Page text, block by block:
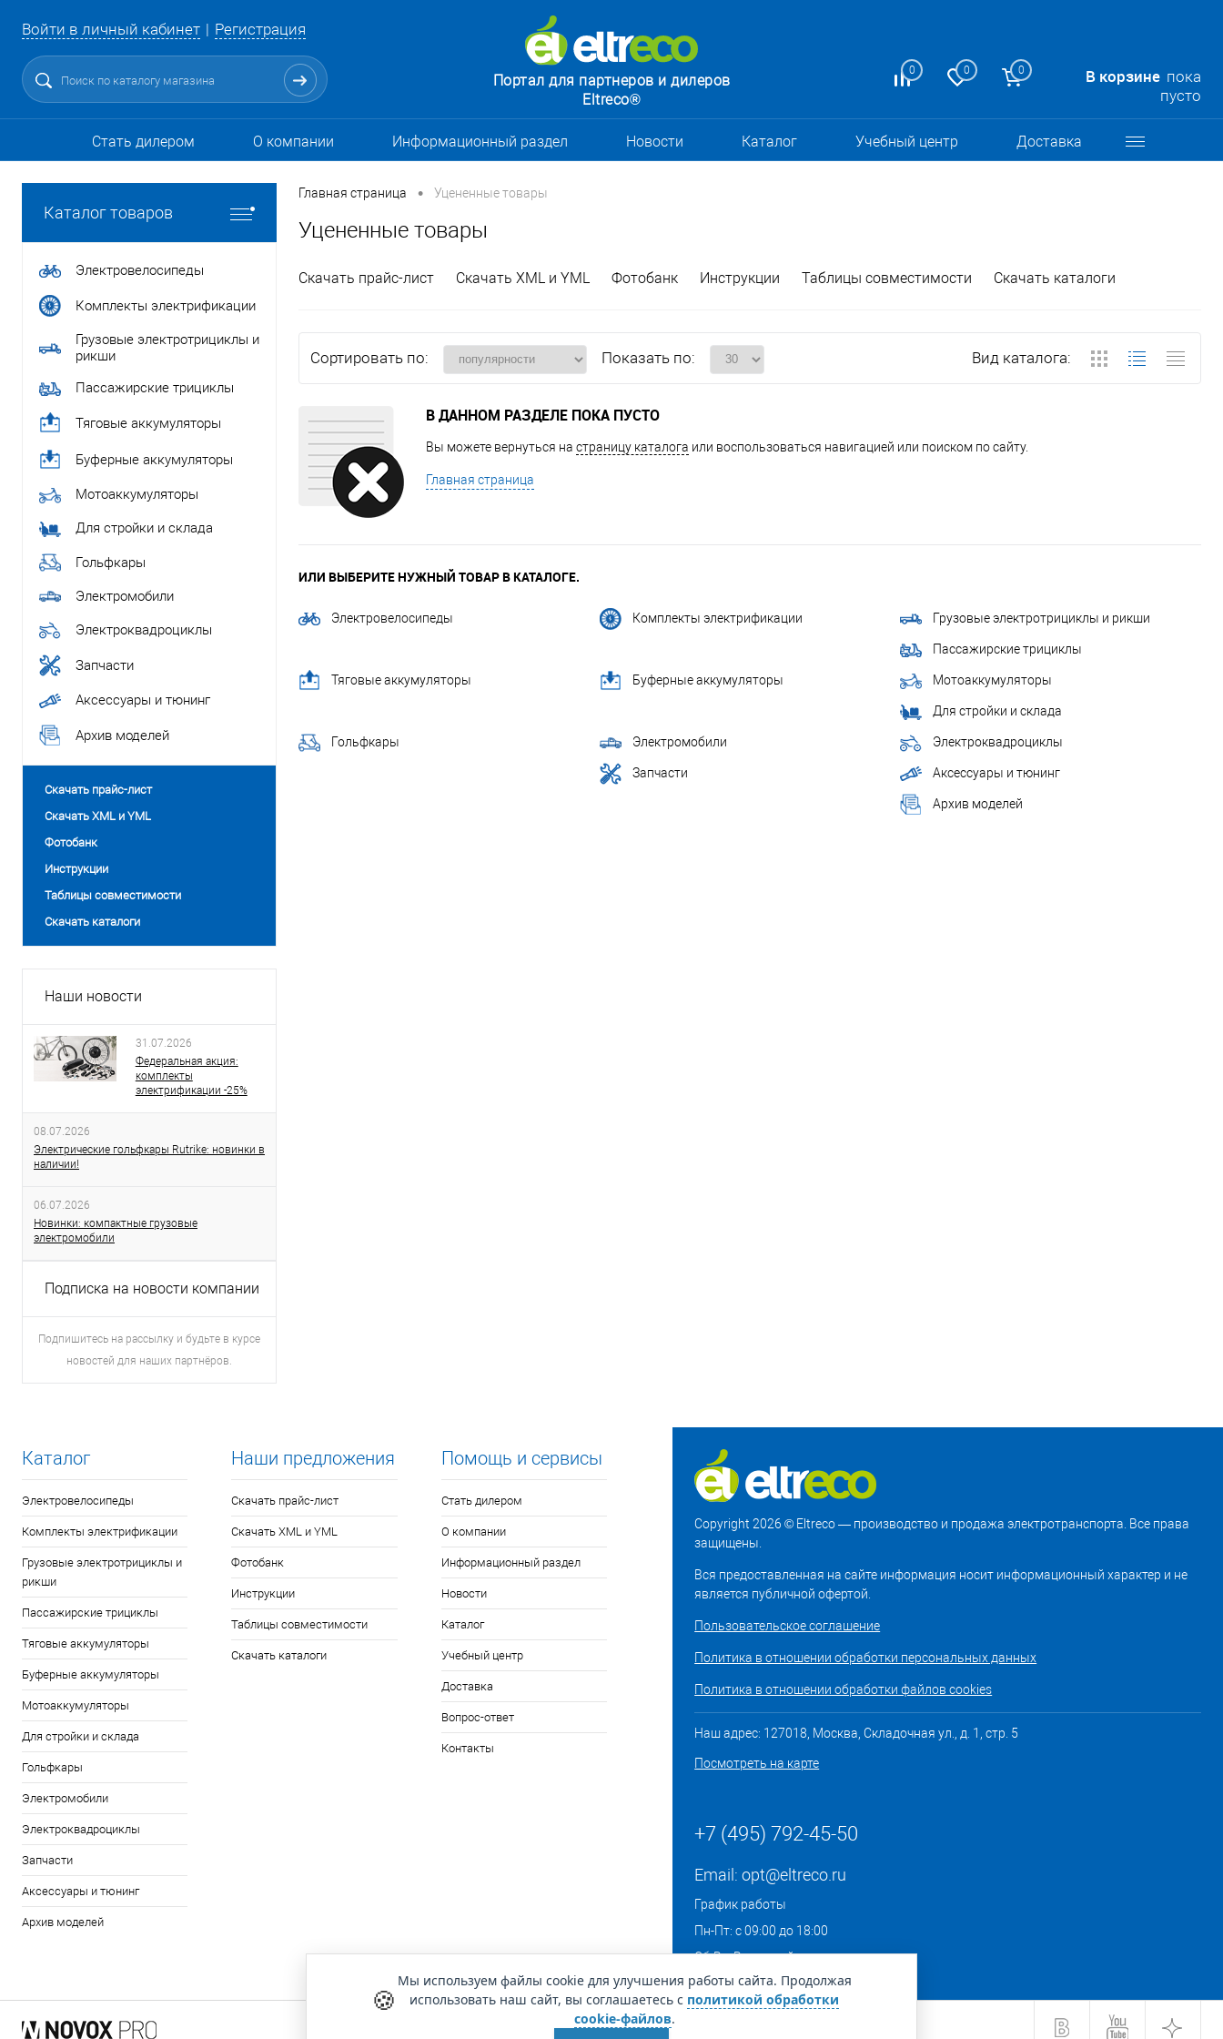
Войти в личный кабинет Регистрация
0 0 0 В корзине пока
пусто
Портал для партнеров и дилеров
Eltreco®
Стать дилером О компании Информационный раздел Новости Каталог Учебный центр Доставка
Каталог товаров
Электровелосипеды
Комплекты электрификации
Грузовые электротрициклы и
рикши
Пассажирские трициклы
Тяговые аккумуляторы
Буферные аккумуляторы
Мотоаккумуляторы
Для стройки и склада
Гольфкары
Электромобили
Электроквадроциклы
Запчасти
Аксессуары и тюнинг
Архив моделей
Скачать прайс-лист
Скачать XML и YML
Фотобанк
Инструкции
Таблицы совместимости
Скачать каталоги
Наши новости
31.07.2026
Федеральная акция:
комплекты
электрификации -25%
08.07.2026
Электрические гольфкары Rutrike: новинки в
наличии!
06.07.2026
Новинки: компактные грузовые
электромобили
Подписка на новости компании
Подпишитесь на рассылку и будьте в курсе
новостей для наших партнёров.
Главная страница • Уцененные товары
Уцененные товары
Скачать прайс-лист Скачать XML и YML Фотобанк Инструкции Таблицы совместимости Скачать каталоги
Сортировать по: Показать по: Вид каталога:
В ДАННОМ РАЗДЕЛЕ ПОКА ПУСТО
Вы можете вернуться на страницу каталога или воспользоваться навигацией или поиском по сайту.
Главная страница
ИЛИ ВЫБЕРИТЕ НУЖНЫЙ ТОВАР В КАТАЛОГЕ.
Электровелосипеды Комплекты электрификации Грузовые электротрициклы и рикши
Пассажирские трициклы
Тяговые аккумуляторы Буферные аккумуляторы Мотоаккумуляторы
Для стройки и склада
Гольфкары Электромобили Электроквадроциклы
Запчасти Аксессуары и тюнинг
Архив моделей
Каталог
Электровелосипеды
Комплекты электрификации
Грузовые электротрициклы и
рикши
Пассажирские трициклы
Тяговые аккумуляторы
Буферные аккумуляторы
Мотоаккумуляторы
Для стройки и склада
Гольфкары
Электромобили
Электроквадроциклы
Запчасти
Аксессуары и тюнинг
Архив моделей
Наши предложения
Скачать прайс-лист
Скачать XML и YML
Фотобанк
Инструкции
Таблицы совместимости
Скачать каталоги
Помощь и сервисы
Стать дилером
О компании
Информационный раздел
Новости
Каталог
Учебный центр
Доставка
Вопрос-ответ
Контакты
Copyright 2026 © Eltreco — производство и продажа электротранспорта. Все права
защищены.
Вся предоставленная на сайте информация носит информационный характер и не
является публичной офертой.
Пользовательское соглашение
Политика в отношении обработки персональных данных
Политика в отношении обработки файлов cookies
Наш адрес: 127018, Москва, Складочная ул., д. 1, стр. 5
Посмотреть на карте
+7 (495) 792-45-50
Email:opt@eltreco.ru
График работы
Пн-Пт: с 09:00 до 18:00
Сб-Вс: Выходной
🍪
Мы используем файлы cookie для улучшения работы сайта. Продолжая
использовать наш сайт, вы соглашаетесь с политикой обработки
cookie-файлов.